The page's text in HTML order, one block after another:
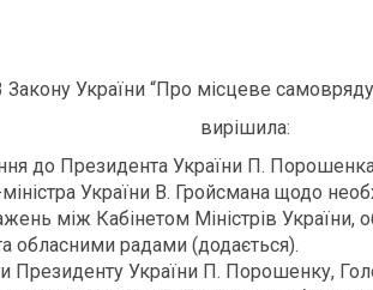
Закону України “Про місцеве
вирішила:
до Президента України П.
України В. Гройсмана щодо
між Кабінетом Міністрів
обласними радами (додається).
Президенту України П. Порошенку,